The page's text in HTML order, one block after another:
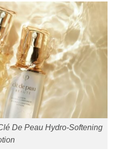
De Peau Hydro-Softening